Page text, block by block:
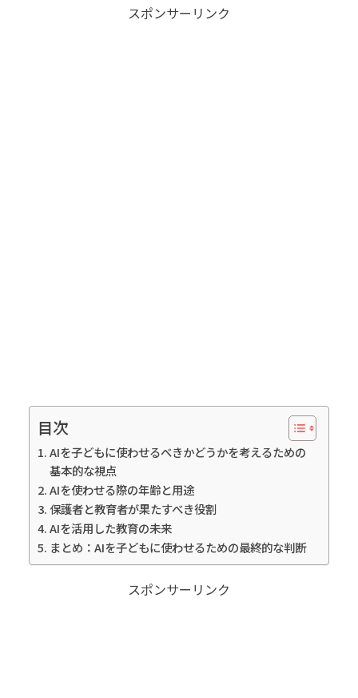
スポンサーリンク
目次
AIを子どもに使わせるべきかどうかを考えるための
基本的な視点
AIを使わせる際の年齢と用途
保護者と教育者が果たすべき役割
AIを活用した教育の未来
まとめ：AIを子どもに使わせるための最終的な判断
スポンサーリンク